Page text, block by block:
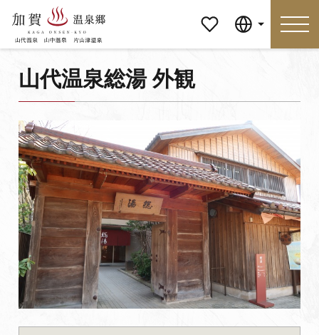
ージ
特集 おすすめの過ごし方
見どころ 食べる
おみやげ イベント
泊まる アクセス
マイページ
Language
山代温泉総湯 外観